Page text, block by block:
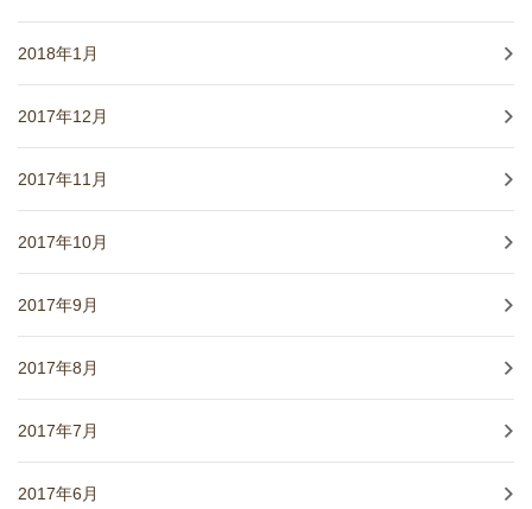
2018年1月
2017年12月
2017年11月
2017年10月
2017年9月
2017年8月
2017年7月
2017年6月